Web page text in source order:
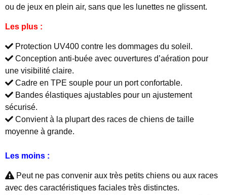
ou de jeux en plein air, sans que les lunettes ne glissent.
Les plus :
Protection UV400 contre les dommages du soleil.
Conception anti-buée avec ouvertures d’aération pour
une visibilité claire.
Cadre en TPE souple pour un port confortable.
Bandes élastiques ajustables pour un ajustement
sécurisé.
Convient à la plupart des races de chiens de taille
moyenne à grande.
Les moins :
Peut ne pas convenir aux très petits chiens ou aux races
avec des caractéristiques faciales très distinctes.